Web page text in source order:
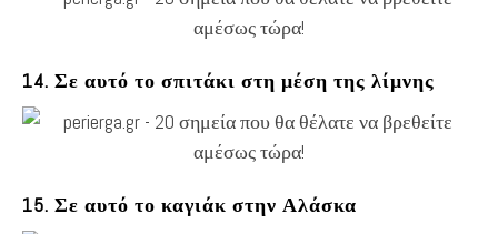
14. Σε αυτό το σπιτάκι στη μέση της λίμνης
15. Σε αυτό το καγιάκ στην Αλάσκα